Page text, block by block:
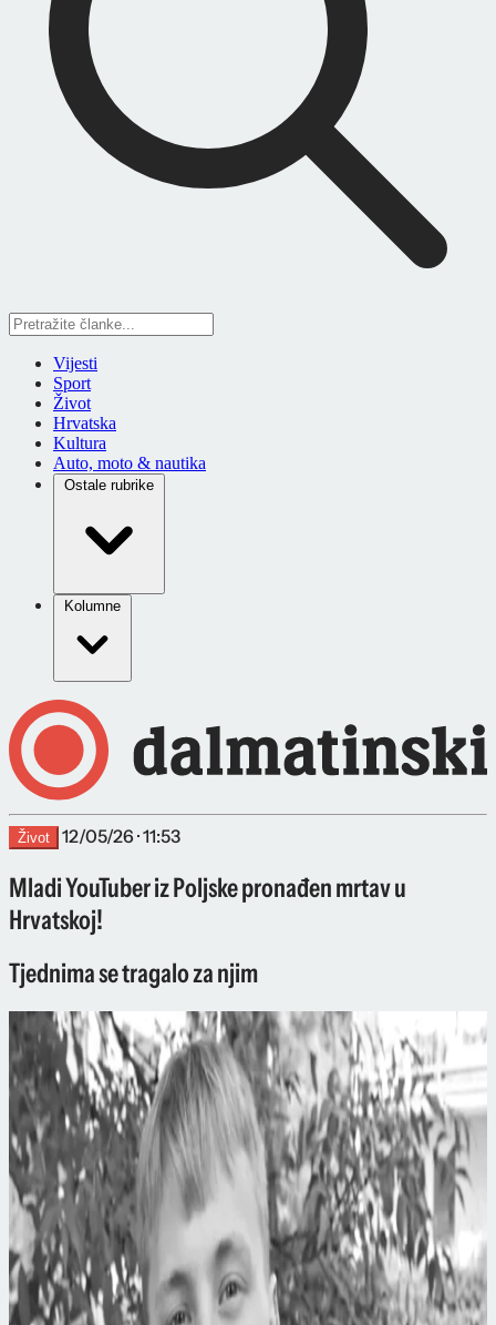
Vijesti
Sport
Život
Hrvatska
Kultura
Auto, moto & nautika
Ostale rubrike
Kolumne
Život 12/05/26 · 11:53
Mladi YouTuber iz Poljske pronađen mrtav u
Hrvatskoj!
Tjednima se tragalo za njim